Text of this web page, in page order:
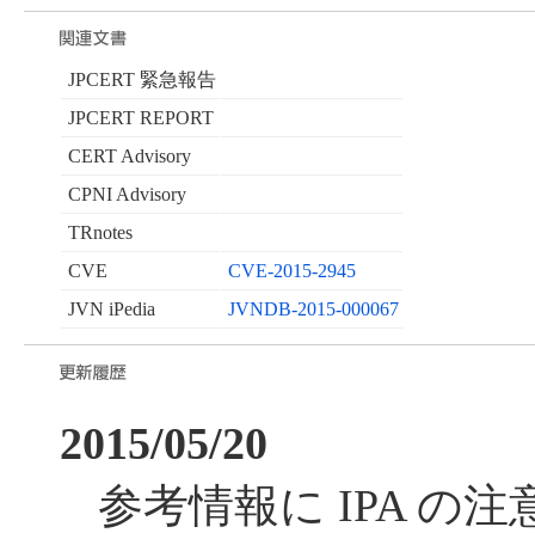
JPCERT 緊急報告
JPCERT REPORT
CERT Advisory
CPNI Advisory
TRnotes
CVE
CVE-2015-2945
JVN iPedia
JVNDB-2015-000067
2015/05/20
参考情報に IPA の注